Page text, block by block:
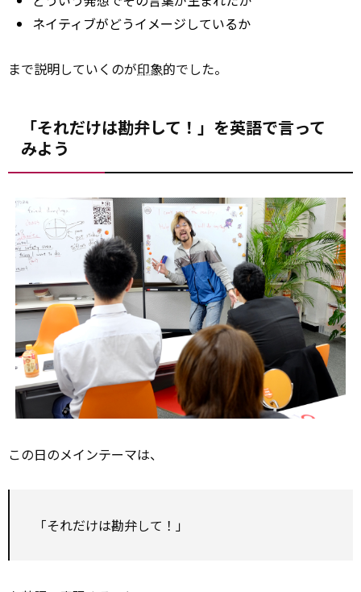
ネイティブがどうイメージしているか
まで説明していくのが印象的でした。
「それだけは勘弁して！」を英語で言って
みよう
この日のメインテーマは、
「それだけは勘弁して！」